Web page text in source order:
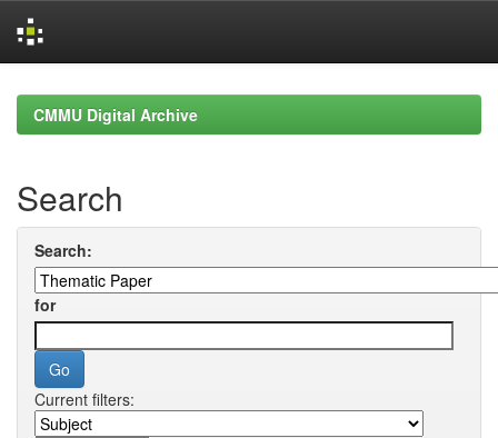
navigationCMMU Digital Archive
Search
Search:
for
Current filters: